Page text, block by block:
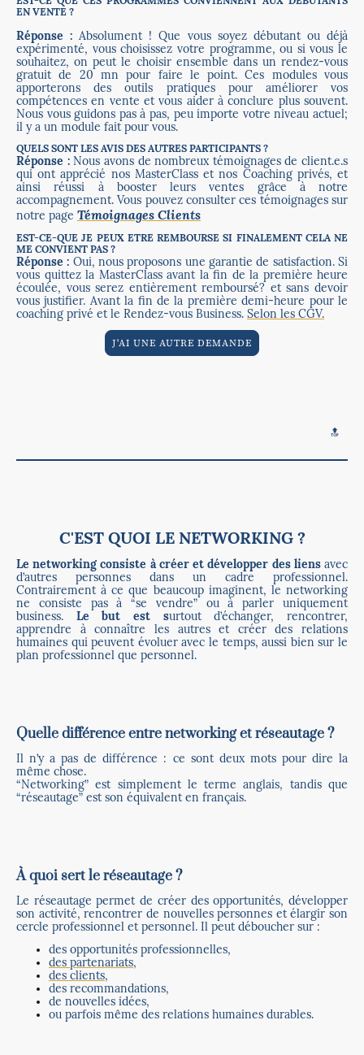
EN VENTE ?
Réponse : Absolument ! Que vous soyez débutant ou déjà
expérimenté, vous choisissez votre programme, ou si vous le
souhaitez, on peut le choisir ensemble dans un rendez-vous
gratuit de 20 mn pour faire le point. Ces modules vous
apporterons des outils pratiques pour améliorer vos
compétences en vente et vous aider à conclure plus souvent.
Nous vous guidons pas à pas, peu importe votre niveau actuel;
il y a un module fait pour vous.
QUELS SONT LES AVIS DES AUTRES PARTICIPANTS ?
Réponse :Nous avons de nombreux témoignages de client.e.s
qui ont apprécié nos MasterClass et nos Coaching privés, et
ainsi réussi à booster leurs ventes grâce à notre
accompagnement. Vous pouvez consulter ces témoignages sur
notre page Témoignages Clients
EST-CE-QUE JE PEUX ETRE REMBOURSE SI FINALEMENT CELA NE
ME CONVIENT PAS ?
Réponse : Oui, nous proposons une garantie de satisfaction. Si
vous quittez la MasterClass avant la fin de la première heure
écoulée, vous serez entièrement remboursé? et sans devoir
vous justifier. Avant la fin de la première demi-heure pour le
coaching privé et le Rendez-vous Business. Selon les CGV.
J'AI UNE AUTRE DEMANDE
🔝
Le networking consiste à créer et développer des liens avec
d’autres personnes dans un cadre professionnel.
Contrairement à ce que beaucoup imaginent, le networking
ne consiste pas à “se vendre” ou à parler uniquement
business. Le but est surtout d’échanger, rencontrer,
apprendre à connaître les autres et créer des relations
humaines qui peuvent évoluer avec le temps, aussi bien sur le
plan professionnel que personnel.
C'EST QUOI LE NETWORKING ?
Quelle différence entre networking et réseautage ?
Il n’y a pas de différence : ce sont deux mots pour dire la
même chose.
“Networking” est simplement le terme anglais, tandis que
“réseautage” est son équivalent en français.
À quoi sert le réseautage ?
Le réseautage permet de créer des opportunités, développer
son activité, rencontrer de nouvelles personnes et élargir son
cercle professionnel et personnel. Il peut déboucher sur :
des opportunités professionnelles,
des partenariats,
des clients,
des recommandations,
de nouvelles idées,
ou parfois même des relations humaines durables.